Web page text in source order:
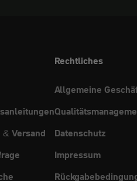
Versand
Rechtliches
Allgemeine
Datenschutz
Impressum